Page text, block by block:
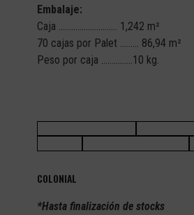
Embalaje:
Caja ………………………. 1,242 m²
70 cajas por Palet ……… 86,94 m²
Peso por caja ……………10 kg.
COLONIAL
*Hasta finalización de stocks